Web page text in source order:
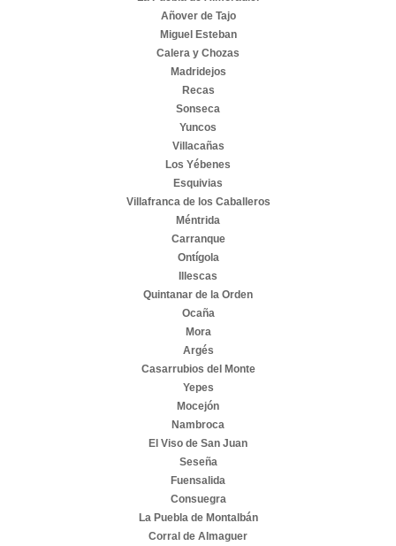
Añover de Tajo
Miguel Esteban
Calera y Chozas
Madridejos
Recas
Sonseca
Yuncos
Villacañas
Los Yébenes
Esquivias
Villafranca de los Caballeros
Méntrida
Carranque
Ontígola
Illescas
Quintanar de la Orden
Ocaña
Mora
Argés
Casarrubios del Monte
Yepes
Mocejón
Nambroca
El Viso de San Juan
Seseña
Fuensalida
Consuegra
La Puebla de Montalbán
Corral de Almaguer